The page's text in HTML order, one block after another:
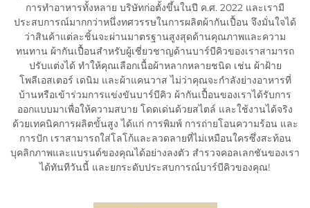
การทำอาหารทั้งหลาย บริษัทก่อตั้งขึ้นในปี ค.ศ. 2022 และเรามี
ประสบการณ์มากกว่าหนึ่งทศวรรษในการผลิตผ้ากันเปื้อน จึงมั่นใจได้
ว่าสินค้าแต่ละชิ้นจะผ่านมาตรฐานสูงสุดด้านคุณภาพและความ
ทนทาน ผ้ากันเปื้อนสำหรับผู้เชี่ยวชาญด้านบาร์บีคิวของเราสามารถ
ปรับแต่งได้ ทำให้คุณเลือกเนื้อผ้าหลากหลายชนิด เช่น ผ้าฝ้าย
โพลีเอสเตอร์ เดนิม และผ้าแคนวาส ไม่ว่าคุณจะกำลังย่างอาหารที่
บ้านหรือเข้าร่วมการแข่งขันบาร์บีคิว ผ้ากันเปื้อนของเราได้รับการ
ออกแบบมาเพื่อให้ความสบาย โดดเด่นด้วยสไตล์ และใช้งานได้จริง
ด้วยเทคนิคการผลิตขั้นสูง ได้แก่ การพิมพ์ การถ่ายโอนความร้อน และ
การปัก เราสามารถใส่โลโก้และลวดลายที่ไม่เหมือนใครซึ่งสะท้อน
บุคลิกภาพและแบรนด์ของคุณได้อย่างลงตัว สำรวจคอลเลกชันของเรา
ได้ทันทีวันนี้ และยกระดับประสบการณ์บาร์บีคิวของคุณ!